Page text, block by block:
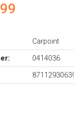
Carpoint
0414036